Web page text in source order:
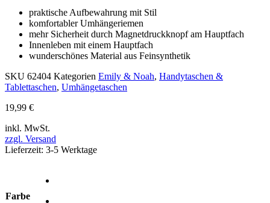
praktische Aufbewahrung mit Stil
komfortabler Umhängeriemen
mehr Sicherheit durch Magnetdruckknopf am Hauptfach
Innenleben mit einem Hauptfach
wunderschönes Material aus Feinsynthetik
SKU 62404 Kategorien Emily & Noah, Handytaschen &
Tablettaschen, Umhängetaschen
19,99 €
inkl. MwSt.
zzgl. Versand
Lieferzeit: 3-5 Werktage
Farbe